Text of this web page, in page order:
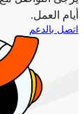
أيام العمل.
اتصل بالدعم